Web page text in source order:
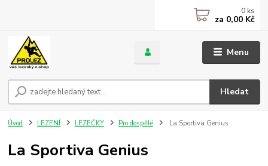
Menu
Hledat
0 ks
za 0,00 Kč
Úvod LEZENÍ LEZEČKY Pro dospělé La Sportiva Genius
La Sportiva Genius